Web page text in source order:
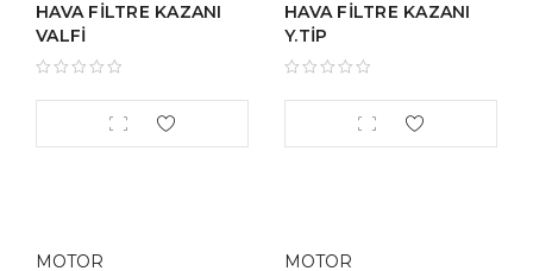
HAVA FİLTRE KAZANI
VALFİ
HAVA FİLTRE KAZANI
Y.TİP
MOTOR
MOTOR